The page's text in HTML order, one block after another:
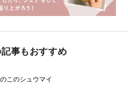
事もおすすめ
このシュウマイ